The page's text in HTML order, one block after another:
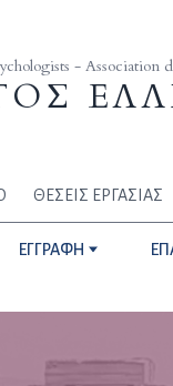
- Association
ΘΕΣΕΙΣ ΕΡΓΑΣΙΑΣ
ΕΓΓΡΑΦΗ